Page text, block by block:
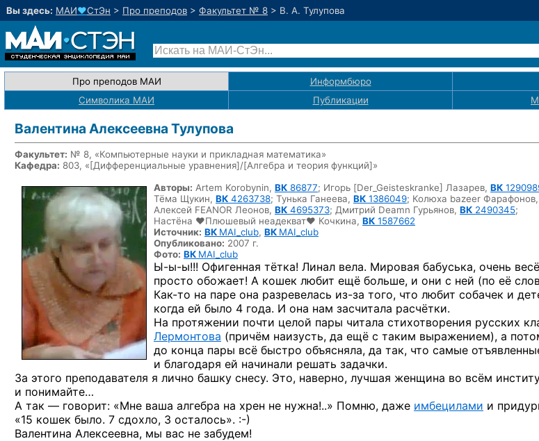
Вы здесь: МАИ♥СтЭн > Про преподов > Факультет № 8 > В. А. Тулупова
Про преподов МАИ Информбюро
Символика МАИ
Публикации
Валентина Алексеевна Тулупова
Факультет: № 8, «Компьютерные науки и прикладная математика»
Кафедра: 803, «[Дифференциальные уравнения]/[Алгебра и теория функций]»
Авторы: Artem Korobynin, ВК 86877; Игорь [Der_Geisteskranke] Лазарев, ВК
Тёма Щукин, ВК 4263738; Тунька Ганеева, ВК 1386049; Колюха bazeer Фарафонов,
Алексей FEANOR Леонов, ВК 4695373; Дмитрий Deamn Гурьянов, ВК 2490345;
Настёна ♥Плюшевый неадекват♥ Кочкина, ВК 1587662
Источник: ВК MAI_club, ВК MAI_club
Опубликовано: 2007 г.
Фото: ВК MAI_club
Ы-ы-ы!!! Офигенная тётка! Линал вела. Мировая бабуська, очень
просто обожает! А кошек любит ещё больше, и они с ней (по её
Как-то на паре она разревелась из-за того, что любит собачек и
когда ей было 4 года. И она нам засчитала расчётки.
На протяжении почти целой пары читала стихотворения русских
Лермонтова (причём наизусть, да ещё с таким выражением), а
до конца пары всё быстро объясняла, да так, что самые
и благодаря ей начинали решать задачки.
За этого преподавателя я лично башку снесу. Это, наверно, лучшая женщина во всём
и понимайте…
А так — говорит: «Мне ваша алгебра на хрен не нужна!..» Помню, даже имбецилами и
«15 кошек было. 7 сдохло, 3 осталось». :-)
Валентина Алексеевна, мы вас не забудем!